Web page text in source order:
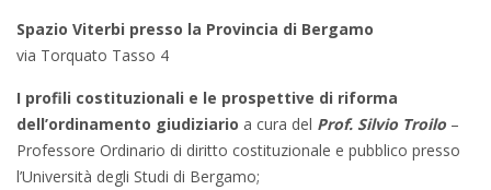
Spazio Viterbi presso la Provincia di Bergamo
via Torquato Tasso 4
I profili costituzionali e le prospettive di riforma
dell’ordinamento giudiziario a cura del Prof. Silvio Troilo –
Professore Ordinario di diritto costituzionale e pubblico presso
l’Università degli Studi di Bergamo;